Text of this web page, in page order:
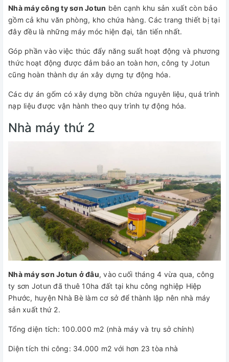
Nhà máy công ty sơn Jotun bên cạnh khu sản xuất còn bảo
gồm cả khu văn phòng, kho chứa hàng. Các trang thiết bị tại
đây đều là những máy móc hiện đại, tân tiến nhất.
Góp phần vào việc thúc đẩy năng suất hoạt động và phương
thức hoạt động được đảm bảo an toàn hơn, công ty Jotun
cũng hoàn thành dự án xây dựng tự động hóa.
Các dự án gốm có xây dựng bồn chứa nguyên liệu, quá trình
nạp liệu được vận hành theo quy trình tự động hóa.
Nhà máy thứ 2
Nhà máy sơn Jotun ở đâu, vào cuối tháng 4 vừa qua, công
ty sơn Jotun đã thuê 10ha đất tại khu công nghiệp Hiệp
Phước, huyện Nhà Bè làm cơ sở để thành lập nên nhà máy
sản xuất thứ 2.
Tổng diện tích: 100.000 m2 (nhà máy và trụ sở chính)
Diện tích thi công: 34.000 m2 với hơn 23 tòa nhà